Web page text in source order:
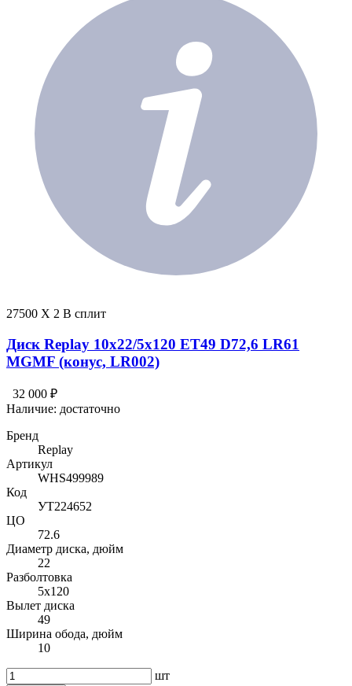
27500 X 2 В сплит
Диск Replay 10x22/5x120 ET49 D72,6 LR61
MGMF (конус, LR002)
32 000 ₽
Наличие: достаточно
Бренд
Replay
Артикул
WHS499989
Код
УТ224652
ЦО
72.6
Диаметр диска, дюйм
22
Разболтовка
5x120
Вылет диска
49
Ширина обода, дюйм
10
шт